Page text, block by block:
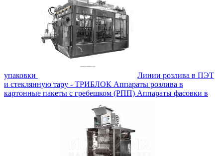
упаковки
Линии розлива в ПЭТ
и стеклянную тару - ТРИБЛОК Аппараты розлива в
картонные пакеты с гребешком (РПП) Аппараты фасовки в